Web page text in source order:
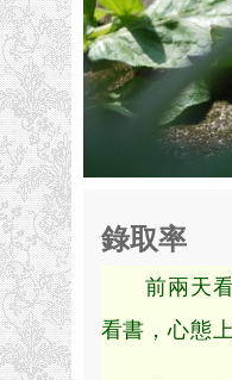
錄取率
前兩天看
看書，心態